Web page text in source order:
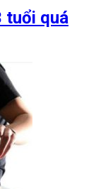
tuổi quá